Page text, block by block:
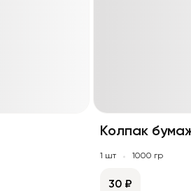
Колпак
1 шт 1000 гр
30 ₽